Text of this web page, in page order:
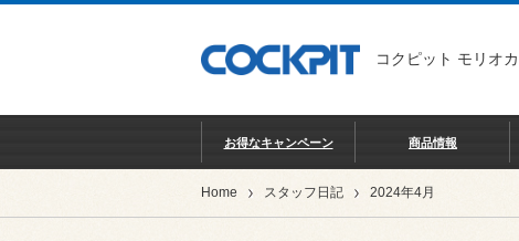
コクピット モリオカ
お得なキャンペーン 商品情報
Home スタッフ日記 2024年4月